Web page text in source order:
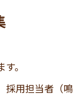
。
用担当者（